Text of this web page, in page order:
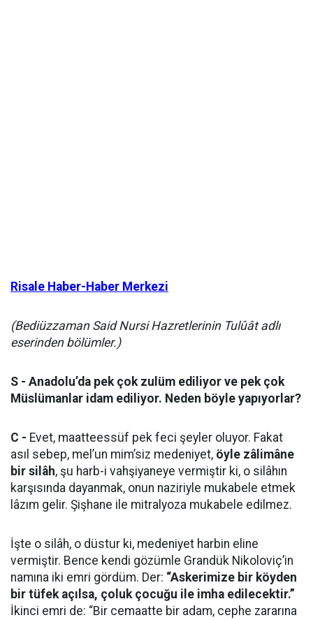
Risale Haber-Haber Merkezi
(Bediüzzaman Said Nursi Hazretlerinin Tulûât adlı
eserinden bölümler.)
S - Anadolu’da pek çok zulüm ediliyor ve pek çok
Müslümanlar idam ediliyor. Neden böyle yapıyorlar?
C - Evet, maatteessüf pek feci şeyler oluyor. Fakat
asıl sebep, mel’un mim’siz medeniyet, öyle zâlimâne
bir silâh, şu harb-i vahşiyaneye vermiştir ki, o silâhın
karşısında dayanmak, onun naziriyle mukabele etmek
lâzım gelir. Şişhane ile mitralyoza mukabele edilmez.
İşte o silâh, o düstur ki, medeniyet harbin eline
vermiştir. Bence kendi gözümle Grandük Nikoloviç’in
namına iki emri gördüm. Der: “Askerimize bir köyden
bir tüfek açılsa, çoluk çocuğu ile imha edilecektir.”
İkinci emri de: “Bir cemaatte bir adam, cephe zararına